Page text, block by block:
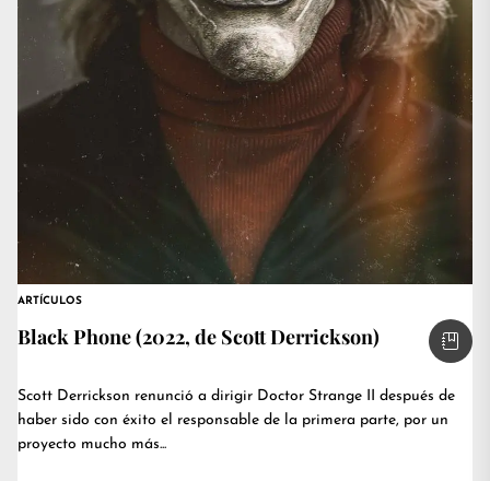
ARTÍCULOS
Black Phone (2022, de Scott Derrickson)
Scott Derrickson renunció a dirigir Doctor Strange II después de
haber sido con éxito el responsable de la primera parte, por un
proyecto mucho más...